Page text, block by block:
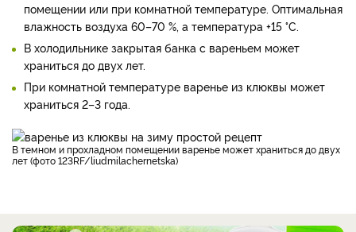
помещении или при комнатной температуре. Оптимальная
влажность воздуха 60–70 %, а температура +15 °С.
В холодильнике закрытая банка с вареньем может
храниться до двух лет.
При комнатной температуре варенье из клюквы может
храниться 2–3 года.
В темном и прохладном помещении варенье может храниться до двух
лет (фото 123RF/liudmilachernetska)